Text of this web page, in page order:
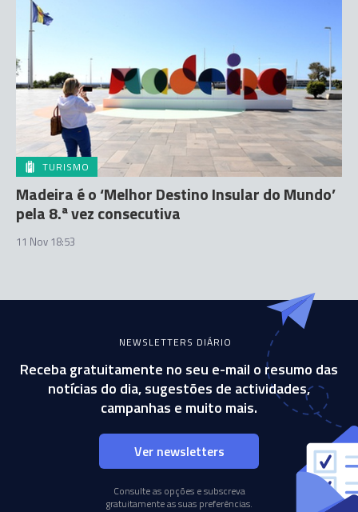
TURISMO
Madeira é o ‘Melhor Destino Insular do Mundo’
pela 8.ª vez consecutiva
11 Nov 18:53
NEWSLETTERS DIÁRIO
Receba gratuitamente no seu e-mail o resumo das
notícias do dia, sugestões de actividades,
campanhas e muito mais.
Ver newsletters
Consulte as opções e subscreva
gratuitamente as suas preferências.